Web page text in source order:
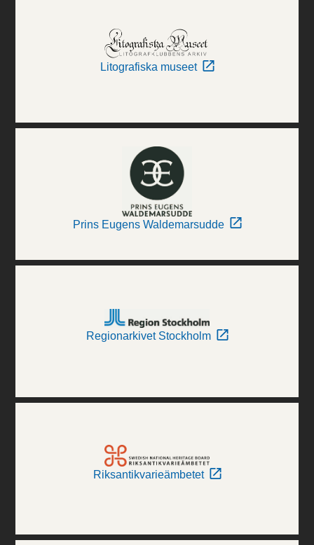
Litografiska museet
Prins Eugens Waldemarsudde
Regionarkivet Stockholm
Riksantikvarieämbetet